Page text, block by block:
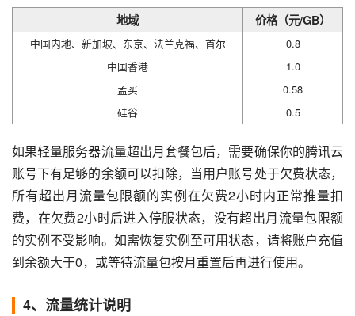
地域 价格（元/GB）
中国内地、新加坡、东京、法兰克福、首尔
0.8
中国香港
1.0
孟买
0.58
硅谷
0.5
如果轻量服务器流量超出月套餐包后，需要确保你的腾讯云
账号下有足够的余额可以扣除，当用户账号处于欠费状态，
所有超出月流量包限额的实例在欠费2小时内正常推量扣
费，在欠费2小时后进入停服状态，没有超出月流量包限额
的实例不受影响。如需恢复实例至可用状态，请将账户充值
到余额大于0，或等待流量包按月重置后再进行使用。
4、流量统计说明